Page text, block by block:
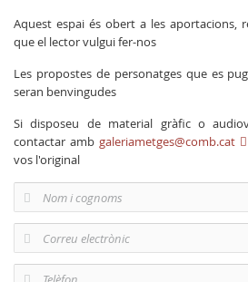
Aquest espai és obert a les aportacions,
que el lector vulgui fer-nos
Les propostes de personatges que es
seran benvingudes
Si disposeu de material gràfic o
contactar amb galeriametges@comb.cat
vos l'original